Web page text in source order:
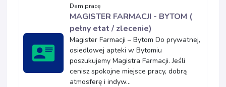
Dam pracę
MAGISTER FARMACJI - BYTOM (
pełny etat / zlecenie)
Magister Farmacji – Bytom Do prywatnej,
osiedlowej apteki w Bytomiu
poszukujemy Magistra Farmacji. Jeśli
cenisz spokojne miejsce pracy, dobrą
atmosferę i indyw...